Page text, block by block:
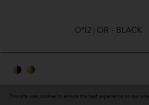
O°12 | OR - BLACK
This site uses cookies to ensure the best experience on our site.